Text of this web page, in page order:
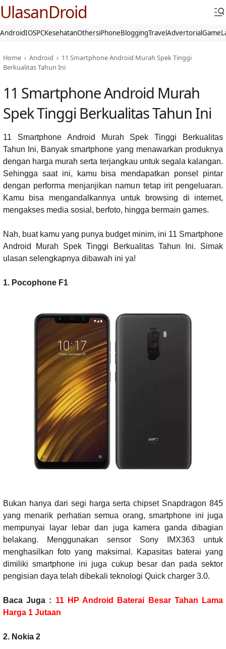
UlasanDroid
AndroidIOSPCKesehatanOthersiPhoneBloggingTravelAdvertorialGame
Home › Android › 11 Smartphone Android Murah Spek Tinggi
Berkualitas Tahun Ini
11 Smartphone Android Murah
Spek Tinggi Berkualitas Tahun Ini
11 Smartphone Android Murah Spek Tinggi Berkualitas
Tahun Ini, Banyak smartphone yang menawarkan produknya
dengan harga murah serta terjangkau untuk segala kalangan.
Sehingga saat ini, kamu bisa mendapatkan ponsel pintar
dengan performa menjanjikan namun tetap irit pengeluaran.
Kamu bisa mengandalkannya untuk browsing di internet,
mengakses media sosial, berfoto, hingga bermain games.
Nah, buat kamu yang punya budget minim, ini 11 Smartphone
Android Murah Spek Tinggi Berkualitas Tahun Ini. Simak
ulasan selengkapnya dibawah ini ya!
1. Pocophone F1
Bukan hanya dari segi harga serta chipset Snapdragon 845
yang menarik perhatian semua orang, smartphone ini juga
mempunyai layar lebar dan juga kamera ganda dibagian
belakang. Menggunakan sensor Sony IMX363 untuk
menghasilkan foto yang maksimal. Kapasitas baterai yang
dimiliki smartphone ini juga cukup besar dan pada sektor
pengisian daya telah dibekali teknologi Quick charger 3.0.
Baca Juga : 11 HP Android Baterai Besar Tahan Lama
Harga 1 Jutaan
2. Nokia 2